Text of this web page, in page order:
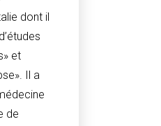
dont il
et
Il a
de